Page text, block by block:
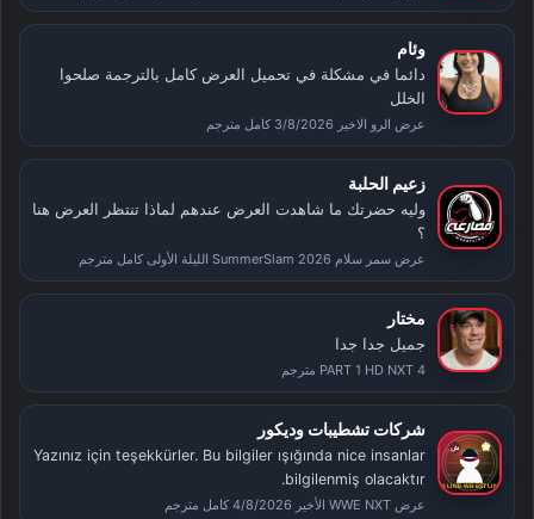
وئام
دائما في مشكلة في تحميل العرض كامل بالترجمة صلحوا
الخلل
عرض الرو الاخير 3/8/2026 كامل مترجم
زعيم الحلبة
وليه حضرتك ما شاهدت العرض عندهم لماذا تنتظر العرض هنا
؟
عرض سمر سلام SummerSlam 2026 الليلة الأولى كامل مترجم
مختار
جميل جدا جدا
PART 1 HD NXT 4 مترجم
شركات تشطيبات وديكور
Yazınız için teşekkürler. Bu bilgiler ışığında nice insanlar
bilgilenmiş olacaktır.
عرض WWE NXT الأخير 4/8/2026 كامل مترجم